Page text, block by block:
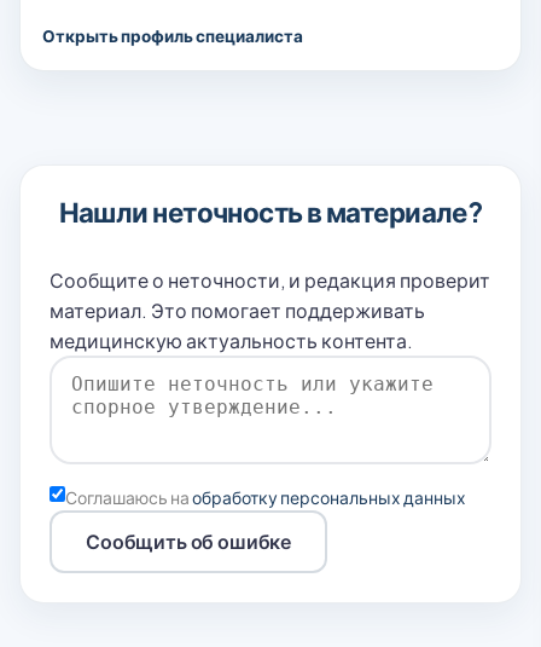
Открыть профиль специалиста
Нашли неточность в материале?
Сообщите о неточности, и редакция проверит
материал. Это помогает поддерживать
медицинскую актуальность контента.
Соглашаюсь наобработку персональных данных
Сообщить об ошибке